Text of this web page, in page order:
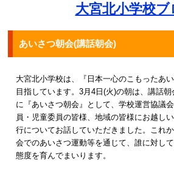
大宮北小学校ブ
あいさつ朝会(講話朝会)
大宮北小学校は、『日本一心のこもったあ
目指しています。3月4日(火)の朝は、講話
に『あいさつ朝会』として、学校運営協議
員・児童委員の皆様、地域の皆様にお越し
行についてお話していただきました。これ
会でのあいさつ運動等を通じて、誰に対し
態度を育んでまいります。